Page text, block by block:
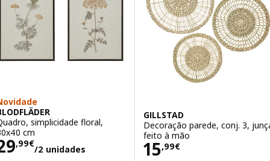
simplicidade floral,
cm
,99€
/2 unidades
29,99€/2 unidades
GILLSTAD
Decoração parede, conj. 3,
feito à mão
15,99€
Preço 15,99€